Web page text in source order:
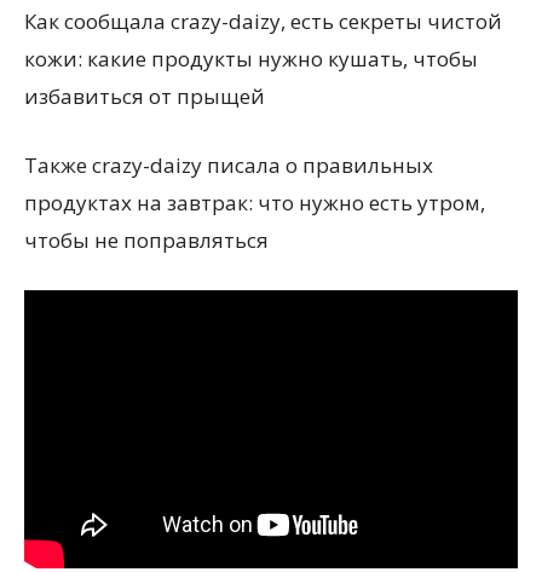
Как сообщала crazy-daizy, есть секреты чистой
кожи: какие продукты нужно кушать, чтобы
избавиться от прыщей
Также crazy-daizy писала о правильных
продуктах на завтрак: что нужно есть утром,
чтобы не поправляться